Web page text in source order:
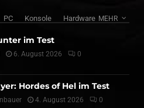
PC Konsole Hardware MEHR
im Test
6. August 2026 0
Hordes of Hel im Test
4. August 2026 0